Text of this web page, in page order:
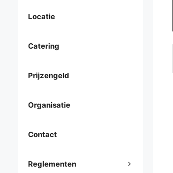
Locatie
Catering
Prijzengeld
Organisatie
Contact
Reglementen